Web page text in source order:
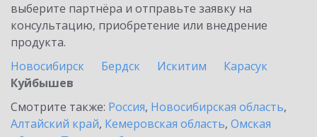
выберите партнёра и отправьте заявку на
консультацию, приобретение или внедрение
продукта.
Новосибирск
Бердск Искитим
Карасук
Куйбышев
Смотрите также: Россия, Новосибирская область,
Алтайский край, Кемеровская область, Омская